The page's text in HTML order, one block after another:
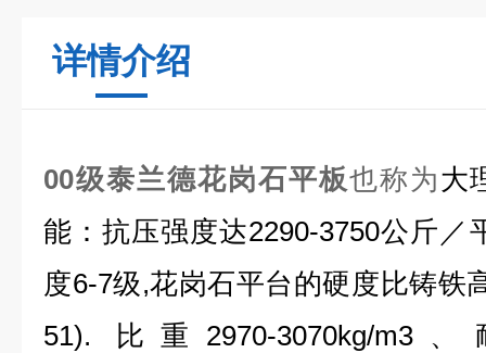
详情介绍
00级泰兰德花岗石平板也称为大
能：抗压强度达2290-3750公斤／
度6-7级,花岗石平台的硬度比铸铁
51). 比重2970-3070kg/m3